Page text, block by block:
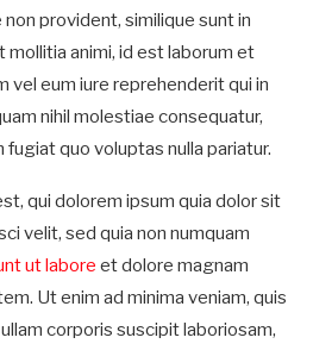
provident, similique sunt in
animi, id est laborum et
vel eum iure reprehenderit qui in
nihil molestiae consequatur,
fugiat quo voluptas nulla pariatur.
qui dolorem ipsum quia dolor sit
velit, sed quia non numquam
ut labore et dolore magnam
Ut enim ad minima veniam, quis
corporis suscipit laboriosam,